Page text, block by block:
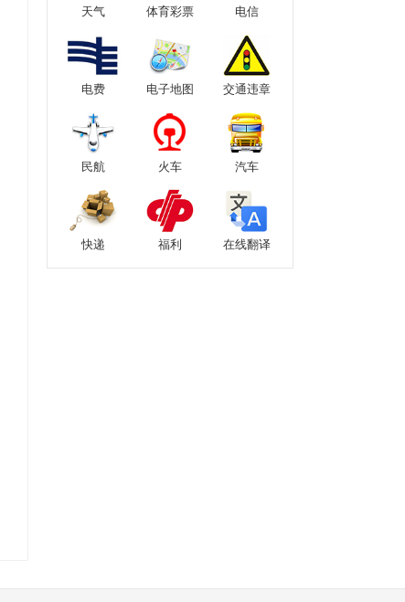
天气 体育彩票 电信
电费 电子地图 交通违章
民航 火车 汽车
快递 福利 在线翻译